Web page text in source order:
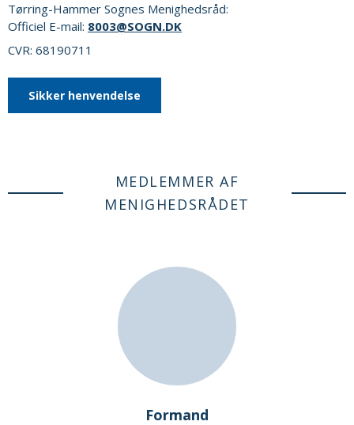
Tørring-Hammer Sognes Menighedsråd:
Officiel E-mail: 8003@SOGN.DK
CVR: 68190711
Sikker henvendelse
MEDLEMMER AF
MENIGHEDSRÅDET
Formand